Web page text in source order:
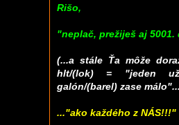
Rišo,
"neplač, prežiješ aj
(...a stále Ťa môže
hlt/(lok) = "jeden
galón/(barel) zase
..."ako každého z NÁS!!!"